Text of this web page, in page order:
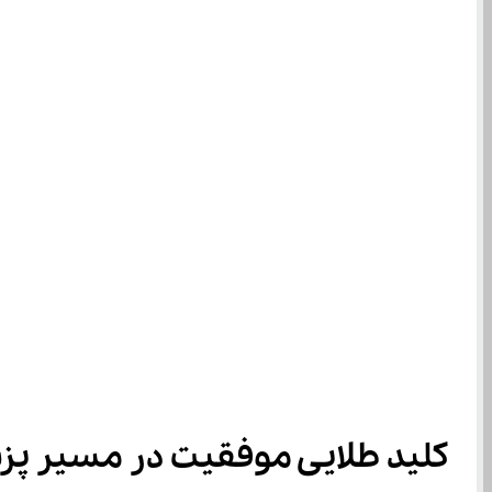
کلید طلایی موفقیت در مسیر